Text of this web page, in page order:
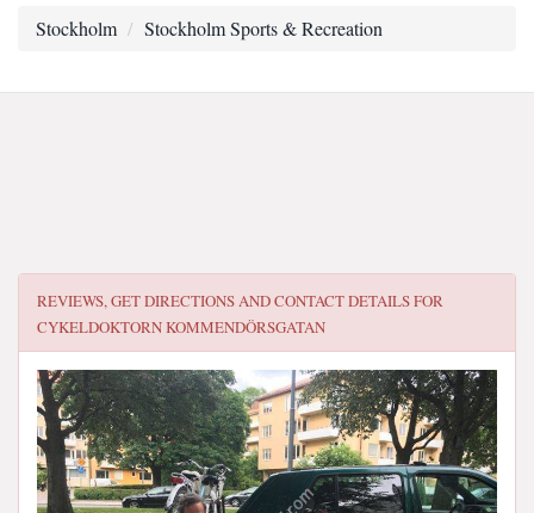
Stockholm Stockholm Sports & Recreation
REVIEWS, GET DIRECTIONS AND CONTACT DETAILS FOR
CYKELDOKTORN KOMMENDÖRSGATAN